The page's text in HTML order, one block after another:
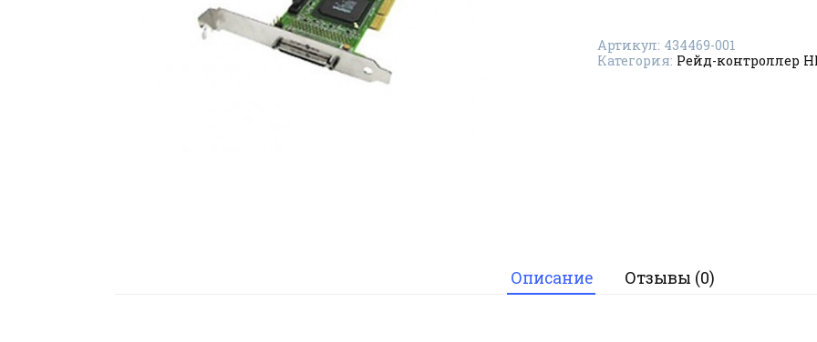
Артикул: 434469-001
Категория: Рейд-контроллер
Описание Отзывы (0)